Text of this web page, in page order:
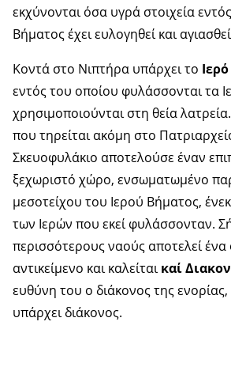
εκχύνονται όσα υγρά στοιχεία
Βήματος έχει ευλογηθεί και
Κοντά στο Νιπτήρα υπάρχει το
εντός του οποίου φυλάσσονται τα
χρησιμοποιούνται στη θεία
που τηρείται ακόμη στο
Σκευοφυλάκιο αποτελούσε έναν
ξεχωριστό χώρο, ενσωματωμένο
μεσοτείχου του Ιερού Βήματος,
των Ιερών που εκεί φυλάσσονταν.
περισσότερους ναούς αποτελεί ένα
αντικείμενο και καλείταικαί
ευθύνη του ο διάκονος της
υπάρχει διάκονος.